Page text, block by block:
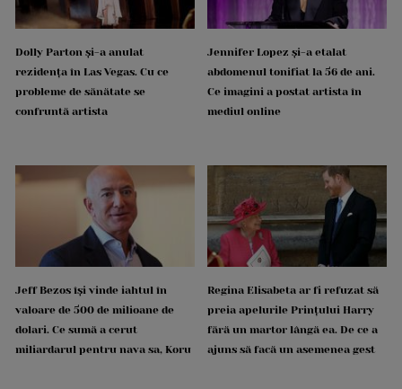
Dolly Parton și-a anulat
rezidența în Las Vegas. Cu ce
probleme de sănătate se
confruntă artista
Jennifer Lopez și-a etalat
abdomenul tonifiat la 56 de ani.
Ce imagini a postat artista în
mediul online
Jeff Bezos își vinde iahtul în
valoare de 500 de milioane de
dolari. Ce sumă a cerut
miliardarul pentru nava sa, Koru
Regina Elisabeta ar fi refuzat să
preia apelurile Prințului Harry
fără un martor lângă ea. De ce a
ajuns să facă un asemenea gest